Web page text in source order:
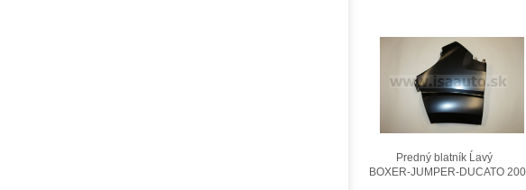
Predný blatník Ĺavý
BOXER-JUMPER-DUCATO